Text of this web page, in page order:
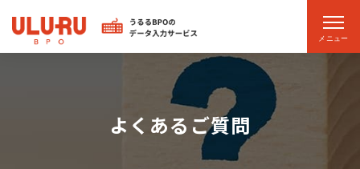
メニュー
よくあるご質問